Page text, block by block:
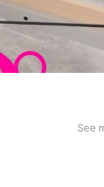
See